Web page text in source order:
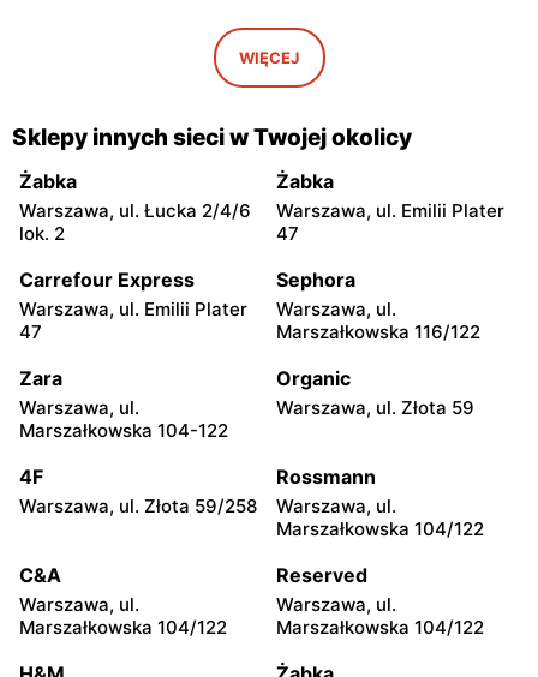
Delikatesy Centrum
Warszawa, ul. Franciszka
Kawy 44
Delikatesy Centrum
Warszawa, ul. Kłobucka 8b
Delikatesy Centrum
Warszawa, ul. Béli Bartóka
8
Delikatesy Centrum Delikatesy Centrum
Delikatesy Centrum
Warszawa, ul. Skarbka z
Delikatesy Centrum
Warszawa, ul. Myśliborska
Delikatesy Centrum
Reguły, ul. Regulska 49
Delikatesy Centrum
Delikatesy Centrum Delikatesy Centrum
Łomianki, ul. Warszawska
Delikatesy Centrum
Ożarów Mazowiecki, ul.
Delikatesy Centrum
Nowa Wola, ul. Ignacego
WIĘCEJ
Sklepy innych sieci w Twojej okolicy
Żabka
Warszawa, ul. Łucka 2/4/6
lok. 2
Żabka
Warszawa, ul. Emilii Plater
47
Carrefour Express
Warszawa, ul. Emilii Plater
47
Sephora
Warszawa, ul.
Marszałkowska 116/122
Zara
Warszawa, ul.
Marszałkowska 104-122
Organic
Warszawa, ul. Złota 59
4F
Warszawa, ul. Złota 59/258
Rossmann
Warszawa, ul.
Marszałkowska 104/122
C&A
Warszawa, ul.
Marszałkowska 104/122
Reserved
Warszawa, ul.
Marszałkowska 104/122